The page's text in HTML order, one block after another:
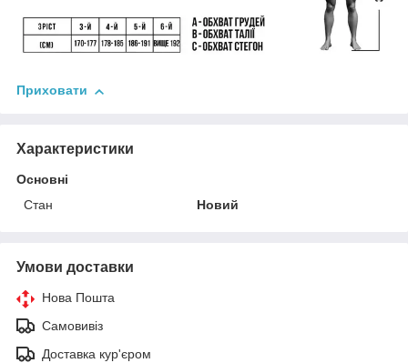
Приховати
Характеристики
Основні
Стан
Новий
Умови доставки
Нова Пошта
Самовивіз
Доставка кур'єром